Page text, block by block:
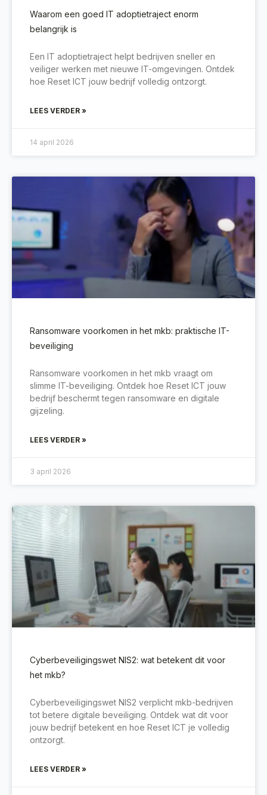
Waarom een goed IT adoptietraject enorm
belangrijk is
Een IT adoptietraject helpt bedrijven sneller en
veiliger werken met nieuwe IT-omgevingen. Ontdek
hoe Reset ICT jouw bedrijf volledig ontzorgt.
LEES VERDER »
14 april 2026
Ransomware voorkomen in het mkb: praktische IT-
beveiliging
Ransomware voorkomen in het mkb vraagt om
slimme IT-beveiliging. Ontdek hoe Reset ICT jouw
bedrijf beschermt tegen ransomware en digitale
gijzeling.
LEES VERDER »
3 april 2026
Cyberbeveiligingswet NIS2: wat betekent dit voor
het mkb?
Cyberbeveiligingswet NIS2 verplicht mkb-bedrijven
tot betere digitale beveiliging. Ontdek wat dit voor
jouw bedrijf betekent en hoe Reset ICT je volledig
ontzorgt.
LEES VERDER »